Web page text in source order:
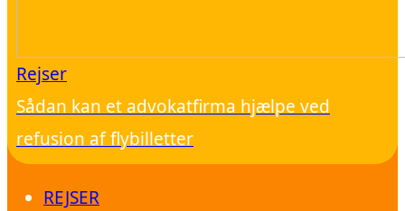
Rejser
Sådan kan et advokatfirma hjælpe ved
refusion af flybilletter
REJSER